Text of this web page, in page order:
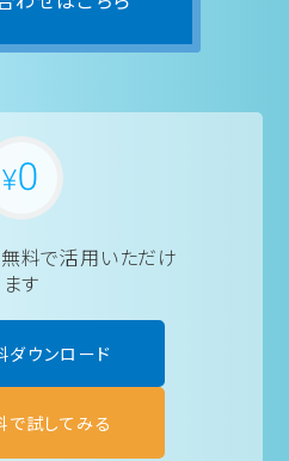
無料で活用いただけ
ます
ダウンロード
で試してみる